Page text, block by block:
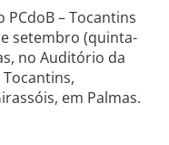
PCdoB – Tocantins
setembro (quinta-
no Auditório da
em Palmas.